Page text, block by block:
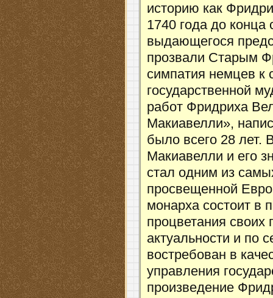
историю как
1740 года до конца
выдающегося
прозвали Старым
симпатия немцев к
государственной
работ Фридриха
Макиавелли»,
было всего 28 лет.
Макиавелли и его
стал одним из
просвещенной
монарха состоит в
процветания
актуальности и по
востребован в
управления
произведение